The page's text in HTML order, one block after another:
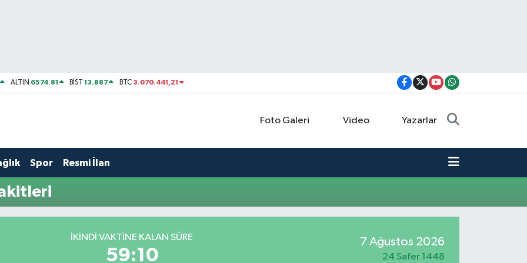
ALTIN 6574.81 BİST13.887 BTC3.070.441,21
Foto Galeri Video Yazarlar
Spor Resmi İlan
İKINDI VAKTINE KALAN SÜRE
59:10
7 Ağustos 2026
24 Safer 1448